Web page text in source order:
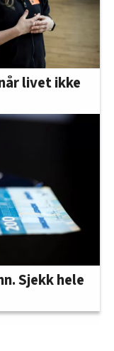
livet ikke
Sjekk hele